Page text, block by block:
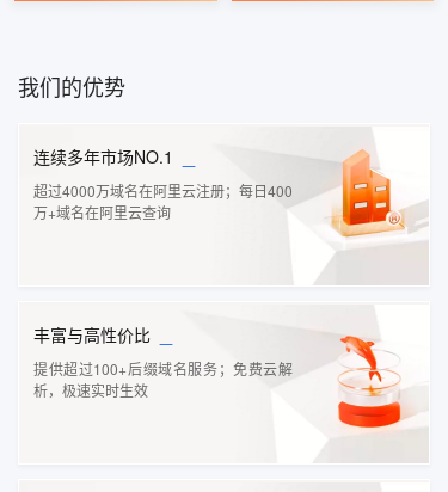
我们的优势
连续多年市场NO.1
超过4000万域名在阿里云注册；每日400
万+域名在阿里云查询
丰富与高性价比
提供超过100+后缀域名服务；免费云解
析，极速实时生效